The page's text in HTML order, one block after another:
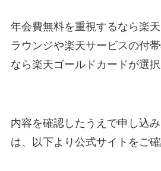
年会費無料を重視するなら楽
ラウンジや楽天サービスの付
なら楽天ゴールドカードが選択
内容を確認したうえで申し込
は、以下より公式サイトをご確